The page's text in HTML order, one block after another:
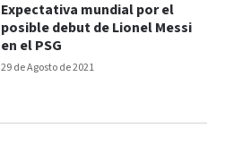
29 de Agosto de 2021
Expectativa mundial por el
posible debut de Lionel Messi
en el PSG